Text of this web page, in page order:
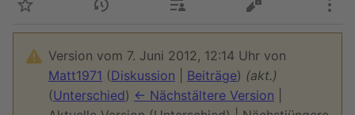
Beobachten Versionsgeschichte
Beiträge Quelltext
Version vom 7. Juni 2012, 12:14 Uhr von
Matt1971 (Diskussion Beiträge) (akt.)
(Unterschied) ← Nächstältere Version